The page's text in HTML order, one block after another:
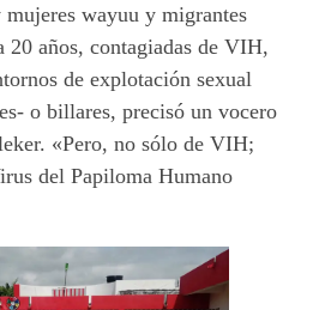
wayuu y migrantes
20 años, contagiadas de VIH,
de explotación sexual
o billares, precisó un vocero
«Pero, no sólo de VIH;
del Papiloma Humano